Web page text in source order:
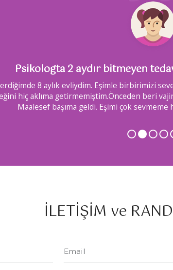
Psikologta 2 aydır bitmeyen
8 aylık evliydim. Eşimle birbirimizi
hiç aklıma getirmemiştim.Önceden beri
Maalesef başıma geldi. Eşimi çok
İLETİŞİM ve
Email